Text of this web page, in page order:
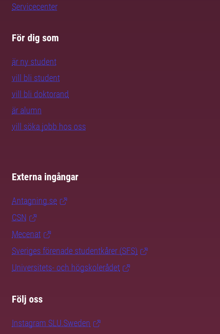
Servicecenter
För dig som
är ny student
vill bli student
vill bli doktorand
är alumn
vill söka jobb hos oss
Externa ingångar
Antagning.se
CSN
Mecenat
Sveriges förenade studentkårer (SFS)
Universitets- och högskolerådet
Följ oss
Instagram SLU.Sweden